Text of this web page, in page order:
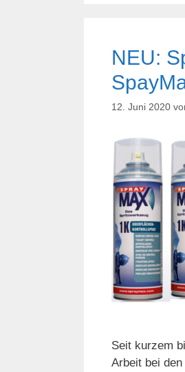
NEU:
12. Juni 2020
Seit kurzem
Arbeit bei